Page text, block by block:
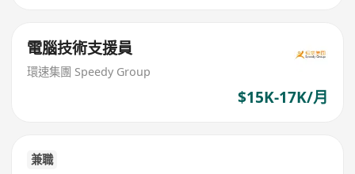
電腦技術支援員
環速集團 Speedy Group
$15K-17K/月
兼職